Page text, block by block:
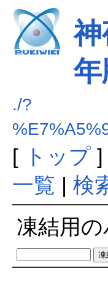
年
./?
[ トップ]
一覧 | 検
凍結用